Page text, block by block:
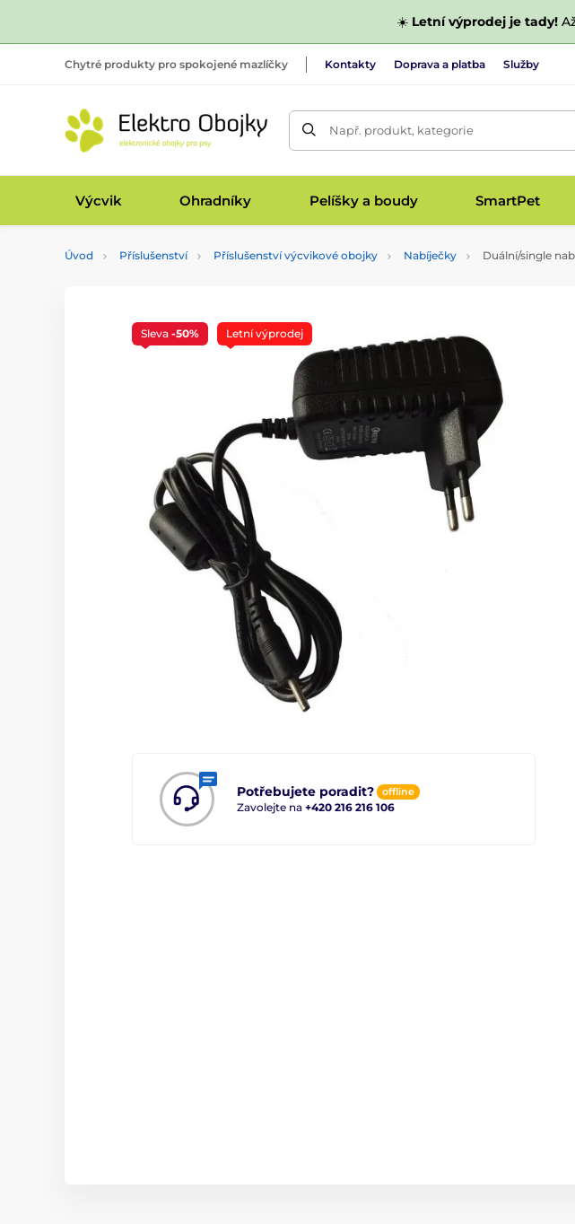
☀️ Letní výprodej je tady!
Chytré produkty pro spokojené mazlíčky Kontakty Doprava a platba Služby
Např. produkt, kategorie
Výcvik Ohradníky Pelíšky a boudy SmartPet
Úvod Příslušenství Příslušenství výcvikové obojky Nabíječky Duální/single
Potřebujete poradit? offline
Zavolejte na +420 216 216 106
Sleva -50% Letní výprodej